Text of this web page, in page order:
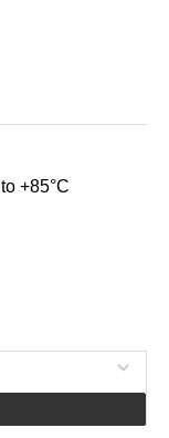
+85°C